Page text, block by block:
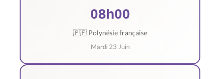
08h00
🇵🇫 Polynésie française
Mardi 23 Juin